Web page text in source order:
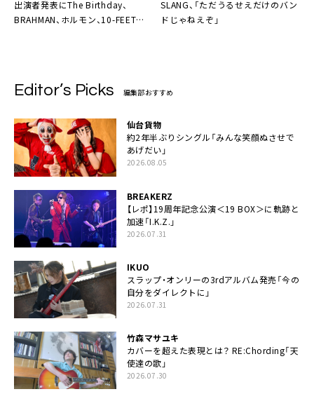
出演者発表にThe Birthday、
BRAHMAN、ホルモン、10-FEETな
SLANG、「ただうるせえだけのバン
ドじゃねえぞ」
Editor’s Picks 編集部おすすめ
仙台貨物
約2年半ぶりシングル「みんな笑顔ぬさせで
あげだい」
2026.08.05
BREAKERZ
【レポ】19周年記念公演＜19 BOX＞に軌跡と
加速「I.K.Z.」
2026.07.31
IKUO
スラップ・オンリーの3rdアルバム発売「今の
自分をダイレクトに」
2026.07.31
竹森マサユキ
カバーを超えた表現とは？ RE:Chording「天
使達の歌」
2026.07.30